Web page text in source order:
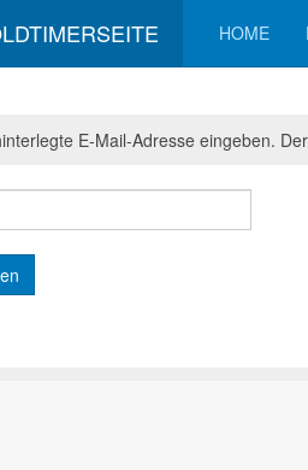
HOME
E-Mail-Adresse eingeben.